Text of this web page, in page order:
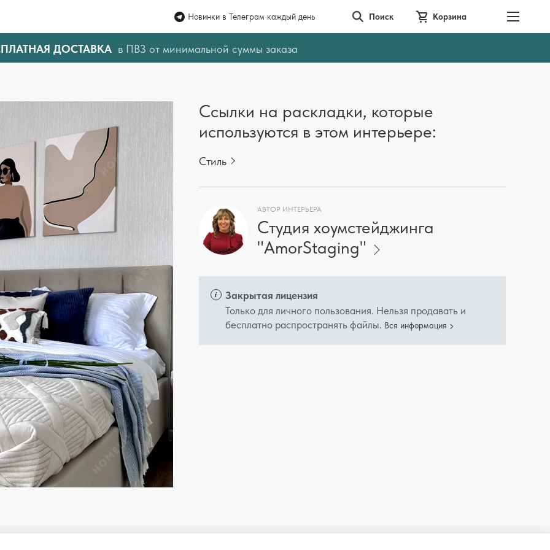
Новинки в Телеграм каждый день Поиск Корзина
ДОСТАВКА в ПВЗ от минимальной суммы заказа
Ссылки на раскладки, которые
используются в этом интерьере:
Стиль
АВТОР ИНТЕРЬЕРА
Студия хоумстейджинга
"AmorStaging"
Закрытая лицензия
Только для личного пользования. Нельзя продавать и
бесплатно распространять файлы. Вся информация